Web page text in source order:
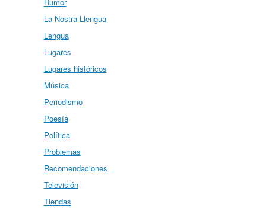
La Nostra Llengua
Lengua
Lugares
Lugares históricos
Música
Periodismo
Poesía
Política
Problemas
Recomendaciones
Televisión
Tiendas